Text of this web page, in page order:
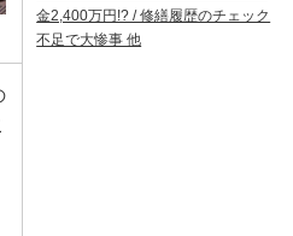
金2,400万円!? / 修繕履歴のチェック
不足で大惨事 他